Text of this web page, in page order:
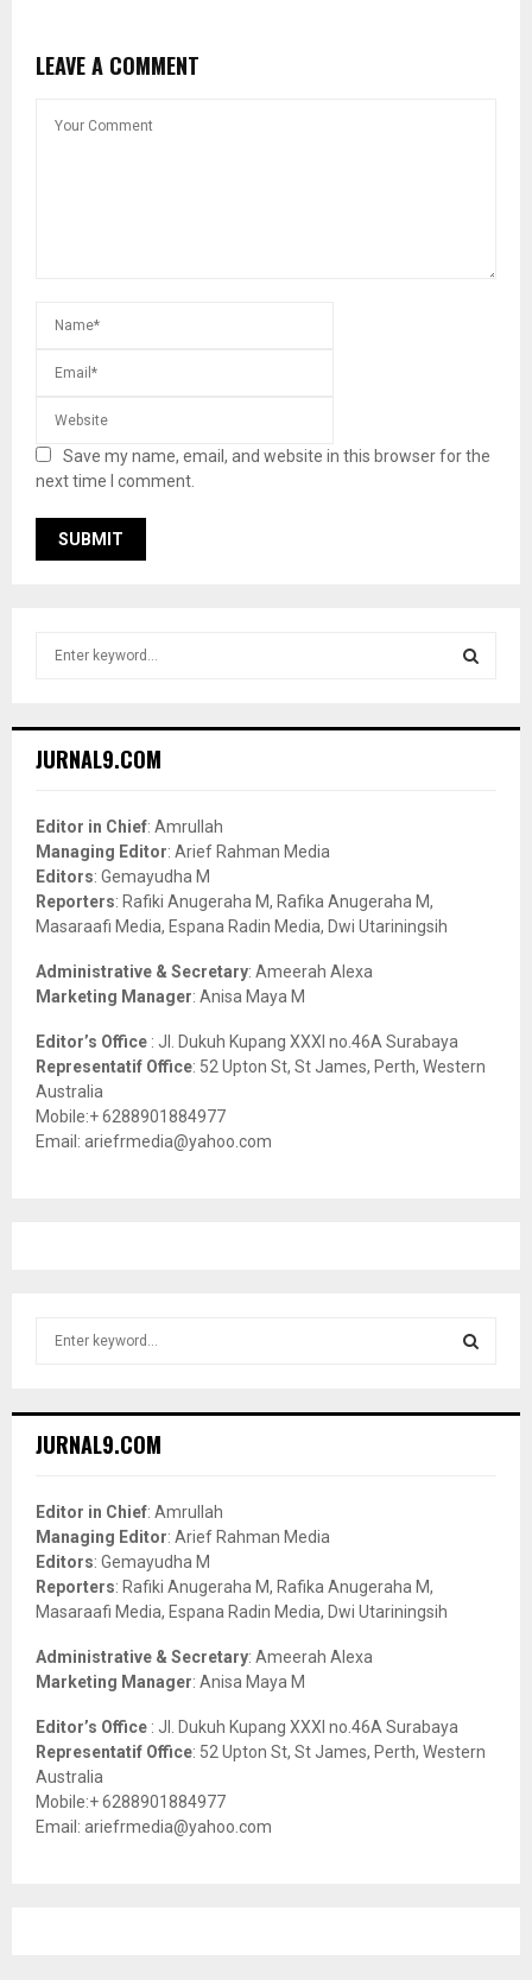
LEAVE A COMMENT
Save my name, email, and website in this browser for the
next time I comment.
h
o
r
:
JURNAL9.COM
Editor in Chief: Amrullah
Managing Editor: Arief Rahman Media
Editors: Gemayudha M
Reporters: Rafiki Anugeraha M, Rafika Anugeraha M,
Masaraafi Media, Espana Radin Media, Dwi Utariningsih
Administrative & Secretary: Ameerah Alexa
Marketing Manager: Anisa Maya M
Editor’s Office : Jl. Dukuh Kupang XXXI no.46A Surabaya
Representatif Office: 52 Upton St, St James, Perth, Western
Australia
Mobile:+ 6288901884977
Email: ariefrmedia@yahoo.com
h
o
r
:
JURNAL9.COM
Editor in Chief: Amrullah
Managing Editor: Arief Rahman Media
Editors: Gemayudha M
Reporters: Rafiki Anugeraha M, Rafika Anugeraha M,
Masaraafi Media, Espana Radin Media, Dwi Utariningsih
Administrative & Secretary: Ameerah Alexa
Marketing Manager: Anisa Maya M
Editor’s Office : Jl. Dukuh Kupang XXXI no.46A Surabaya
Representatif Office: 52 Upton St, St James, Perth, Western
Australia
Mobile:+ 6288901884977
Email: ariefrmedia@yahoo.com